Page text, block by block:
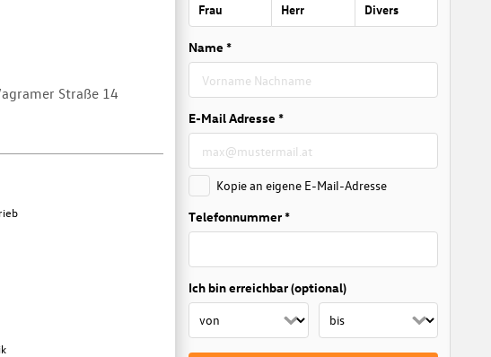
Straße 14
Frau Herr Divers
Name *
E-Mail Adresse *
Kopie an eigene E-Mail-Adresse
Telefonnummer *
Ich bin erreichbar (optional)